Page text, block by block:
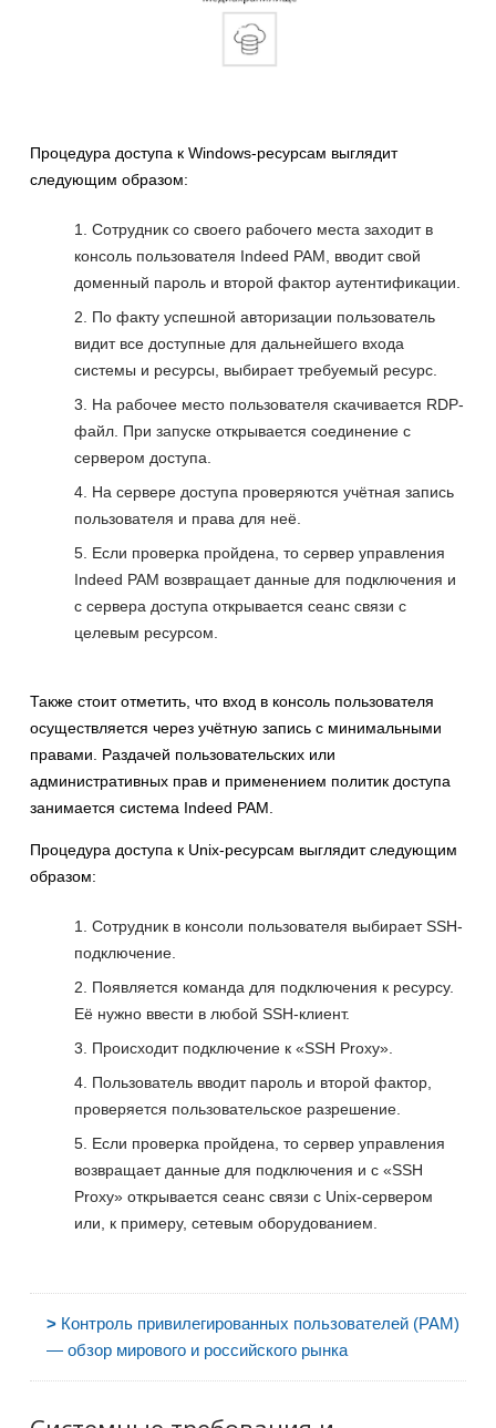
Процедура доступа к Windows-ресурсам выглядит
следующим образом:
Сотрудник со своего рабочего места заходит в
консоль пользователя Indeed PAM, вводит свой
доменный пароль и второй фактор аутентификации.
По факту успешной авторизации пользователь
видит все доступные для дальнейшего входа
системы и ресурсы, выбирает требуемый ресурс.
На рабочее место пользователя скачивается RDP-
файл. При запуске открывается соединение с
сервером доступа.
На сервере доступа проверяются учётная запись
пользователя и права для неё.
Если проверка пройдена, то сервер управления
Indeed PAM возвращает данные для подключения и
с сервера доступа открывается сеанс связи с
целевым ресурсом.
Также стоит отметить, что вход в консоль пользователя
осуществляется через учётную запись с минимальными
правами. Раздачей пользовательских или
административных прав и применением политик доступа
занимается система Indeed PAM.
Процедура доступа к Unix-ресурсам выглядит следующим
образом:
Сотрудник в консоли пользователя выбирает SSH-
подключение.
Появляется команда для подключения к ресурсу.
Её нужно ввести в любой SSH-клиент.
Происходит подключение к «SSH Proxy».
Пользователь вводит пароль и второй фактор,
проверяется пользовательское разрешение.
Если проверка пройдена, то сервер управления
возвращает данные для подключения и с «SSH
Proxy» открывается сеанс связи с Unix-сервером
или, к примеру, сетевым оборудованием.
> Контроль привилегированных пользователей (PAM)
— обзор мирового и российского рынка